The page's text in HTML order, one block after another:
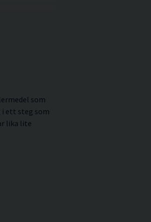
som
i ett steg som
lika lite